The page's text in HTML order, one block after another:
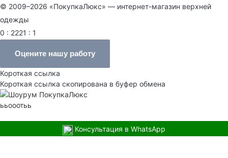
© 2009–2026 «ПокупкаЛюкс» — интернет-магазин верхней
одежды
0 : 2221 : 1
Оцените нашу работу
Короткая ссылка
Короткая ссылка скопирована в буфер обмена
ььооотьь
Консультация в WhatsApp